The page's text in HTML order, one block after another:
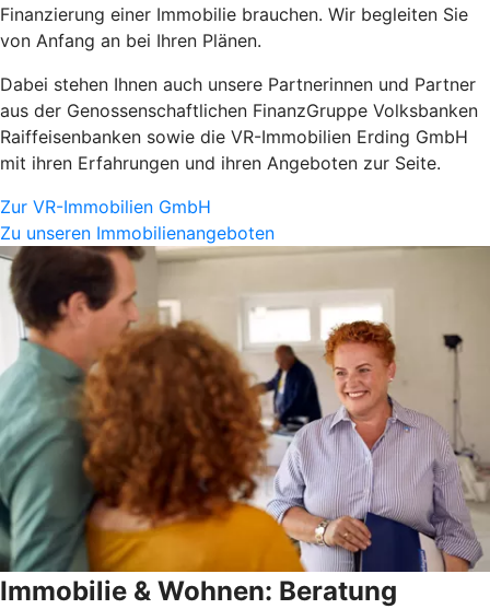
Finanzierung einer Immobilie brauchen. Wir begleiten Sie
von Anfang an bei Ihren Plänen.
Dabei stehen Ihnen auch unsere Partnerinnen und Partner
aus der Genossenschaftlichen FinanzGruppe Volksbanken
Raiffeisenbanken sowie die VR-Immobilien Erding GmbH
mit ihren Erfahrungen und ihren Angeboten zur Seite.
Zur VR-Immobilien GmbH
Zu unseren Immobilienangeboten
Immobilie & Wohnen: Beratung